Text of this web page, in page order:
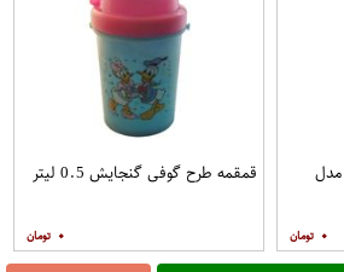
مدل
۰
قمقمه طرح گوفی گنجایش 0.5 لیتر
۰